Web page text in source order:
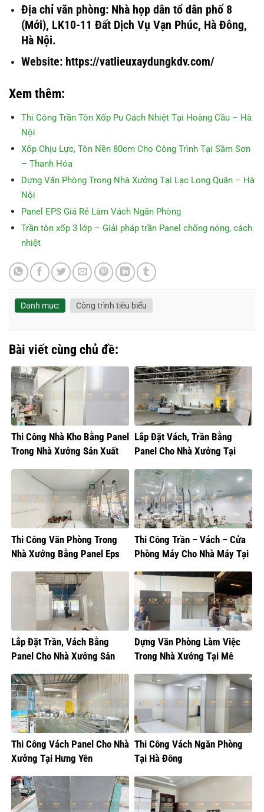
Địa chỉ văn phòng: Nhà họp dân tổ dân phố 8
(Mới), LK10-11 Đất Dịch Vụ Vạn Phúc, Hà Đông,
Hà Nội.
Website: https://vatlieuxaydungkdv.com/
Xem thêm:
Thi Công Trần Tôn Xốp Pu Cách Nhiệt Tại Hoàng Cầu – Hà
Nội
Xốp Chịu Lực, Tôn Nền 80cm Cho Công Trình Tại Sầm Sơn
– Thanh Hóa
Dựng Văn Phòng Trong Nhà Xưởng Tại Lạc Long Quân – Hà
Nội
Panel EPS Giá Rẻ Làm Vách Ngăn Phòng
Trần tôn xốp 3 lớp – Giải pháp trần Panel chống nóng, cách
nhiệt
Danh mục: Công trình tiêu biểu
Bài viết cùng chủ đề:
Thi Công Nhà Kho Bằng Panel
Trong Nhà Xưởng Sản Xuất
Lắp Đặt Vách, Trần Bằng
Panel Cho Nhà Xưởng Tại
Thi Công Văn Phòng Trong
Nhà Xưởng Bằng Panel Eps
Thi Công Trần – Vách – Cửa
Phòng Máy Cho Nhà Máy Tại
Lắp Đặt Trần, Vách Bằng
Panel Cho Nhà Xưởng Sản
Dựng Văn Phòng Làm Việc
Trong Nhà Xưởng Tại Mê
Thi Công Vách Panel Cho Nhà
Xưởng Tại Hưng Yên
Thi Công Vách Ngăn Phòng
Tại Hà Đông